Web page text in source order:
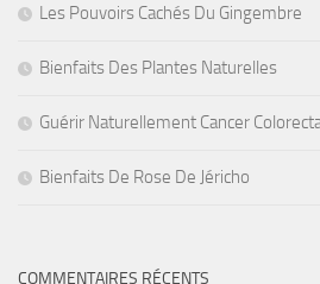
Les Pouvoirs Cachés Du Gingembre
Bienfaits Des Plantes Naturelles
Guérir Naturellement Cancer
Bienfaits De Rose De Jéricho
COMMENTAIRES RÉCENTS